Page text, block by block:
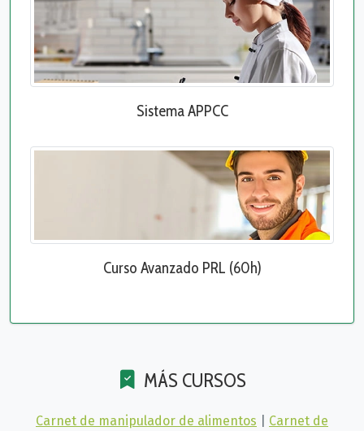
Sistema APPCC
Curso Avanzado PRL (60h)
MÁS CURSOS
Carnet de manipulador de alimentos
Carnet de